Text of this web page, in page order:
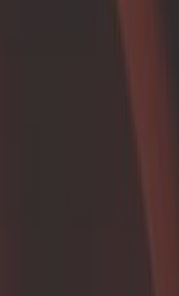
En s'assurant
Éloignez les eaux
stabilisant
Réduisez la
Evitez un